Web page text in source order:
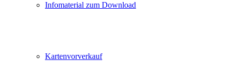
Infomaterial zum Download
Kartenvorverkauf